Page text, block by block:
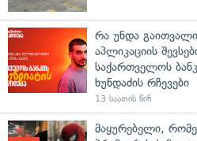
რა უნდა
აპლიკაციის
საქართველოს
ხუნდაძის რჩევები
13 საათის წინ
მაყურებელი,